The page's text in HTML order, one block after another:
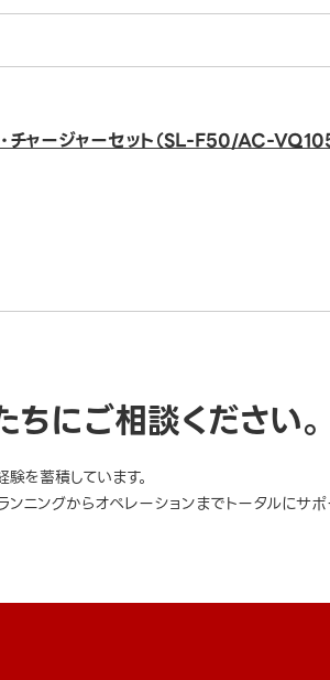
チャージャーセット（SL-F50/AC-
にご相談ください。
を蓄積しています。
ングからオペレーションまでトータルにサポ